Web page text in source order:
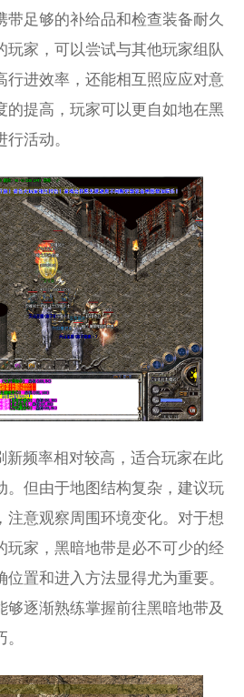
带足够的补给品和检查装备耐久
玩家，可以尝试与其他玩家组队
行进效率，还能相互照应应对意
的提高，玩家可以更自如地在黑
活动。
新频率相对较高，适合玩家在此
。但由于地图结构复杂，建议玩
注意观察周围环境变化。对于想
玩家，黑暗地带是必不可少的经
置和进入方法显得尤为重要。
够逐渐熟练掌握前往黑暗地带及